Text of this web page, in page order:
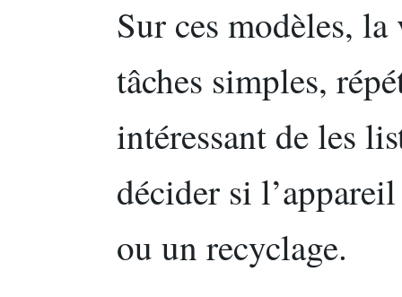
Sur ces modèles, la
tâches simples,
intéressant de les
décider si
ou un recyclage.